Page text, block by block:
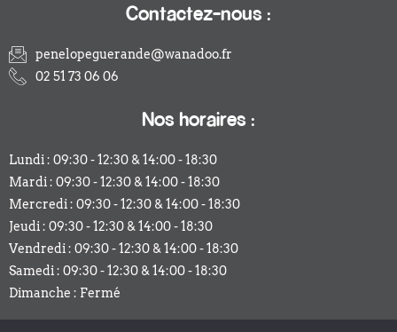
Contactez-nous :
penelopeguerande@wanadoo.fr
02 51 73 06 06
Nos horaires :
Lundi : 09:30 - 12:30 & 14:00 - 18:30
Mardi : 09:30 - 12:30 & 14:00 - 18:30
Mercredi : 09:30 - 12:30 & 14:00 - 18:30
Jeudi : 09:30 - 12:30 & 14:00 - 18:30
Vendredi : 09:30 - 12:30 & 14:00 - 18:30
Samedi : 09:30 - 12:30 & 14:00 - 18:30
Dimanche : Fermé